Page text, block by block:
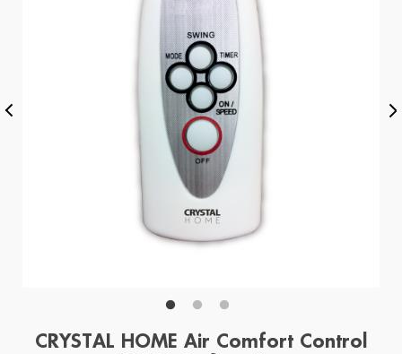
CRYSTAL HOME Air Comfort Control